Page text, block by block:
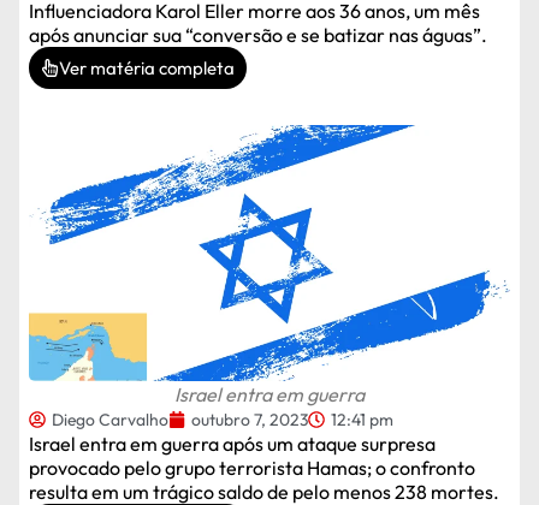
Influenciadora Karol Eller morre aos 36 anos, um mês
após anunciar sua “conversão e se batizar nas águas”.
Ver matéria completa
Israel entra em guerra
Diego Carvalho outubro 7, 2023 12:41 pm
Israel entra em guerra após um ataque surpresa
provocado pelo grupo terrorista Hamas; o confronto
resulta em um trágico saldo de pelo menos 238 mortes.